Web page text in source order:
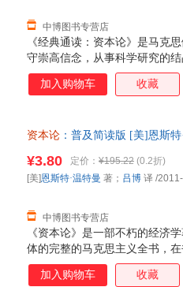
《经典通读：资本论》是马克
守崇高信念，从事科学研究的
第二、第三卷由恩格斯整理，
整理出版了马克思计划中的关
书研究的，是资本主义生产方
以，贯穿《经典通读：资本论
卷里，马克思暂时撇开流通过
中博图书专营店
加入购物车 收藏
资本论 ：普及简读版 [美]恩斯
《资本论》是一部不朽的经济
体的完整的马克思主义全书，
唯物论和剩余价值理论得到了
石的经济学巨著，就是历史唯
¥3.80 定价： ¥195.22 (0.2折)
中博图书专营店
[美]恩斯特·温特曼 著； 吕博 译 /
加入购物车 收藏